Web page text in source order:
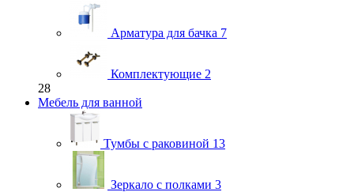
Арматура для бачка 7
Комплектующие 2
28
Мебель для ванной
Тумбы с раковиной 13
Зеркало с полками 3